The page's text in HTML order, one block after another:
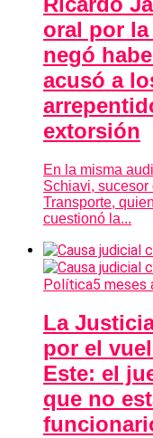
oral por la
negó
acusó a
extorsión
En la misma
Schiavi,
Transporte,
cuestionó la...
Política5 meses
La
por el
Este: el
que no